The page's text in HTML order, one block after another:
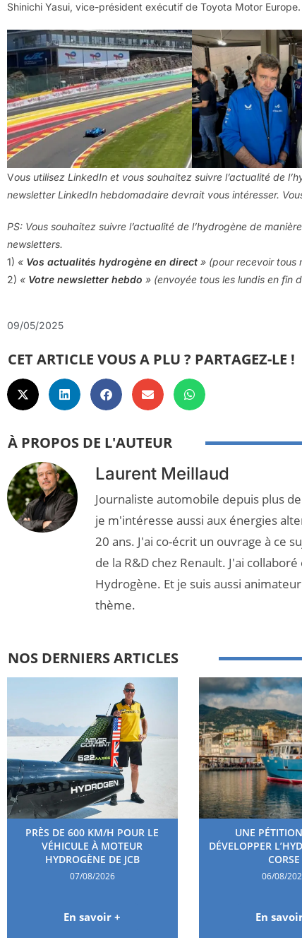
Shinichi Yasui, vice-président exécutif de Toyota Motor Europe.
Vous utilisez LinkedIn et vous souhaitez suivre l’actualité de
newsletter LinkedIn hebdomadaire devrait vous intéresser.
PS: Vous souhaitez suivre l’actualité de l’hydrogène de
newsletters.
1) « Vos actualités hydrogène en direct » (pour recevoir tous
2) « Votre newsletter hebdo » (envoyée tous les lundis en fin
09/05/2025
CET ARTICLE VOUS A PLU ? PARTAGEZ-LE !
À PROPOS DE L'AUTEUR
Laurent Meillaud
Journaliste automobile depuis plus
je m'intéresse aussi aux énergies
20 ans. J'ai co-écrit un ouvrage à ce
de la R&D chez Renault. J'ai
Hydrogène. Et je suis aussi
thème.
NOS DERNIERS ARTICLES
PRÈS DE 600 KM/H POUR LE
VÉHICULE À MOTEUR
HYDROGÈNE DE JCB
07/08/2026
En savoir +
UNE
DÉVELOPPER
CORSE
06/08/
En